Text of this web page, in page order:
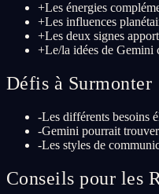
+Les énergies
+Les influences
+Les deux signes
+Le/la idées de Gemini
Défis à Surmonter
-Les différents besoins
-Gemini pourrait
-Les styles de
Conseils pour les